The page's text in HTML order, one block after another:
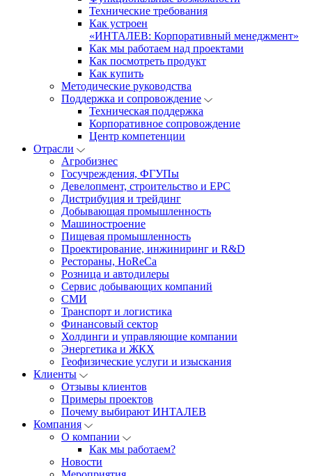
Технические требования
Как устроен
«ИНТАЛЕВ: Корпоративный менеджмент»
Как мы работаем над проектами
Как посмотреть продукт
Как купить
Методические руководства
Поддержка и сопровождение
Техническая поддержка
Корпоративное сопровождение
Центр компетенции
Отрасли
Агробизнес
Госучреждения, ФГУПы
Девелопмент, строительство и EPC
Дистрибуция и трейдинг
Добывающая промышленность
Машиностроение
Пищевая промышленность
Проектирование, инжиниринг и R&D
Рестораны, HoReCa
Розница и автодилеры
Сервис добывающих компаний
СМИ
Транспорт и логистика
Финансовый сектор
Холдинги и управляющие компании
Энергетика и ЖКХ
Геофизические услуги и изыскания
Клиенты
Отзывы клиентов
Примеры проектов
Почему выбирают ИНТАЛЕВ
Компания
О компании
Как мы работаем?
Новости